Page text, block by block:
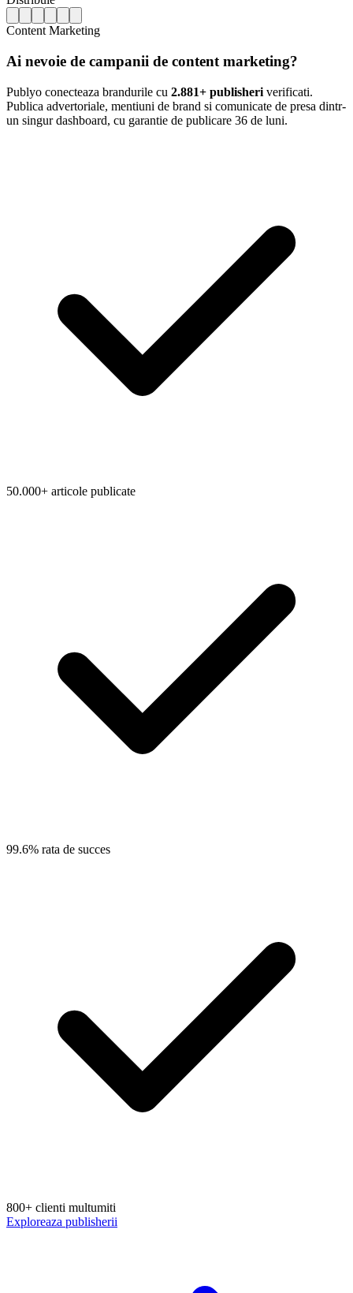
Content Marketing
Ai nevoie de campanii de content marketing?
Publyo conecteaza brandurile cu 2.881+ publisheri verificati.
Publica advertoriale, mentiuni de brand si comunicate de presa dintr-
un singur dashboard, cu garantie de publicare 36 de luni.
50.000+ articole publicate
99.6% rata de succes
800+ clienti multumiti
Exploreaza publisherii